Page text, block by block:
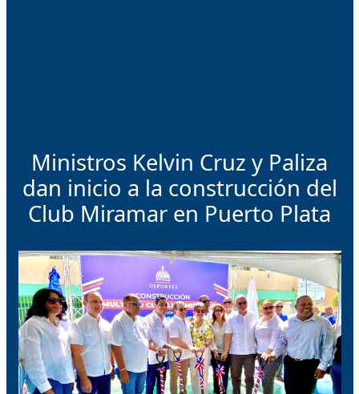
Ministros Kelvin Cruz y Paliza
dan inicio a la construcción del
Club Miramar en Puerto Plata